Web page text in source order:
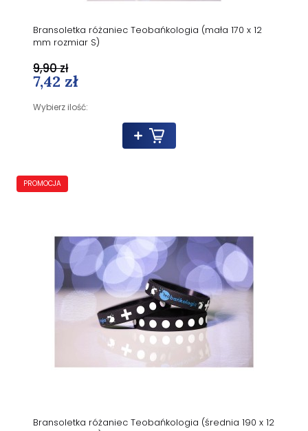
Bransoletka różaniec Teobańkologia (mała 170 x 12
mm rozmiar S)
7,42 zł
Wybierz ilość:
9,90 zł
Bransoletka różaniec Teobańkologia (średnia 190 x 12
PROMOCJA